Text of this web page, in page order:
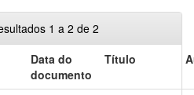
1 a 2 de 2
Data do
documento
Título